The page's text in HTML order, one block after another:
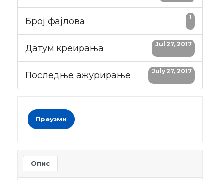
Број фајлова 1
Датум креирања Jul 27, 2017
Последње ажурирање July 27, 2017
Преузми
Опис